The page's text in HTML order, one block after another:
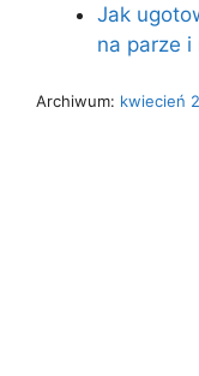
Jak
na parze i
Archiwum: kwiecień